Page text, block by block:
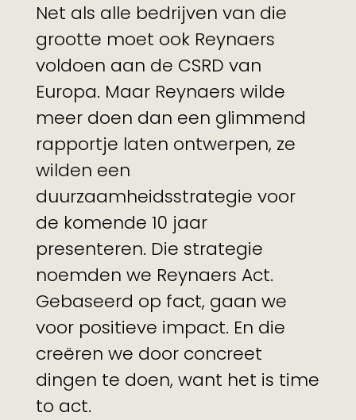
Net als alle bedrijven van die
grootte moet ook Reynaers
voldoen aan de CSRD van
Europa. Maar Reynaers wilde
meer doen dan een glimmend
rapportje laten ontwerpen, ze
wilden een
duurzaamheidsstrategie voor
de komende 10 jaar
presenteren. Die strategie
noemden we Reynaers Act.
Gebaseerd op fact, gaan we
voor positieve impact. En die
creëren we door concreet
dingen te doen, want het is time
to act.